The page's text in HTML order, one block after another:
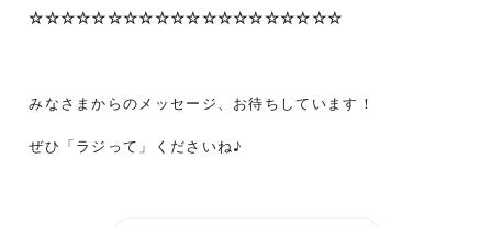
☆☆☆☆☆☆☆☆☆☆☆☆☆☆☆☆☆☆☆☆
みなさまからのメッセージ、お待ちしています！
ぜひ「ラジって」くださいね♪